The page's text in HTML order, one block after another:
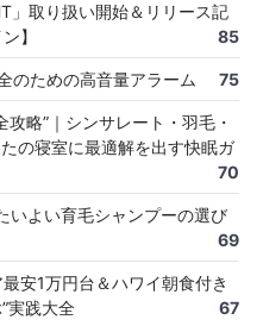
」取り扱い開始＆リリース記
】
85
のための高音量アラーム 75
攻略”｜シンサレート・羽毛・
の寝室に最適解を出す快眠ガ
70
いよい育毛シャンプーの選び
69
安1万円台＆ハワイ朝食付き
実践大全
67